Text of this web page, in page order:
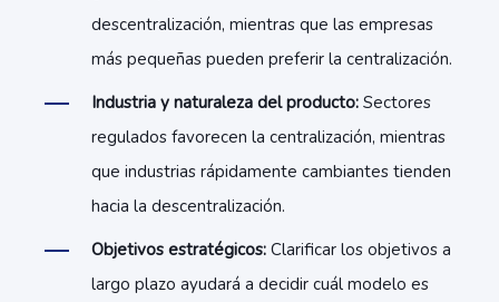
descentralización, mientras que las empresas
más pequeñas pueden preferir la centralización.
Industria y naturaleza del producto: Sectores
regulados favorecen la centralización, mientras
que industrias rápidamente cambiantes tienden
hacia la descentralización.
Objetivos estratégicos: Clarificar los objetivos a
largo plazo ayudará a decidir cuál modelo es